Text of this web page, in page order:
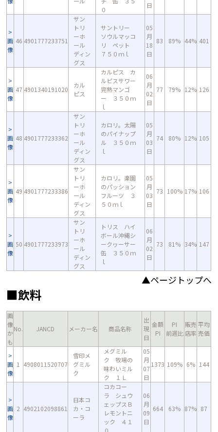
０
日
画
像
46 4901777233751
サン
トリ
ーホ
ール
ディン
グス
サントリー
ソウルマッコ
リ ペット
７５０ｍｌ
05
月
18
日
83 89% 44% 401
画
像
47 4901340191020
カル
ピス
カルピス カ
ルピスサワー
完熟マンゴ
ー ３５０ｍ
ｌ
06
月
02
日
77 79% 12% 126
画
像
48 4901777233362
サン
トリ
ーホ
ール
ディン
グス
カロリ。太陽
のパイナップ
ル ３５０ｍ
ｌ
05
月
03
日
74 80% 12% 105
画
像
49 4901777233386
サン
トリ
ーホ
ール
ディン
グス
カロリ。楽園
のパッション
フルーツ ３
５０ｍｌ
05
月
03
日
73 100% 17% 106
画
像
50 4901777233973
サン
トリ
ーホ
ール
ディン
グス
トリス ハイ
ボール沖縄シ
ークヮーサー
缶 ３５０ｍ
ｌ
06
月
02
日
73 81% 34% 147
▲ページトップへ
■飲料
画
像
か
も
No. JANCD メーカー名 商品名称
出
現
日
金額
PI
PI
前週比
販売
店率
平均
売価
画
像
1 4908011520707
雪印メ
グミル
ク
メグミル
ク 牧場の
味わいミル
ク １Ｌ
05
月
07
日
1373 109% 6% 144
画
像
2 4902102098861
日本コ
カ・コ
ーラ
コカコー
ラ シュウ
ェップスＢ
レモントニ
ック ４１
０
06
月
09
日
664 63% 87% 87